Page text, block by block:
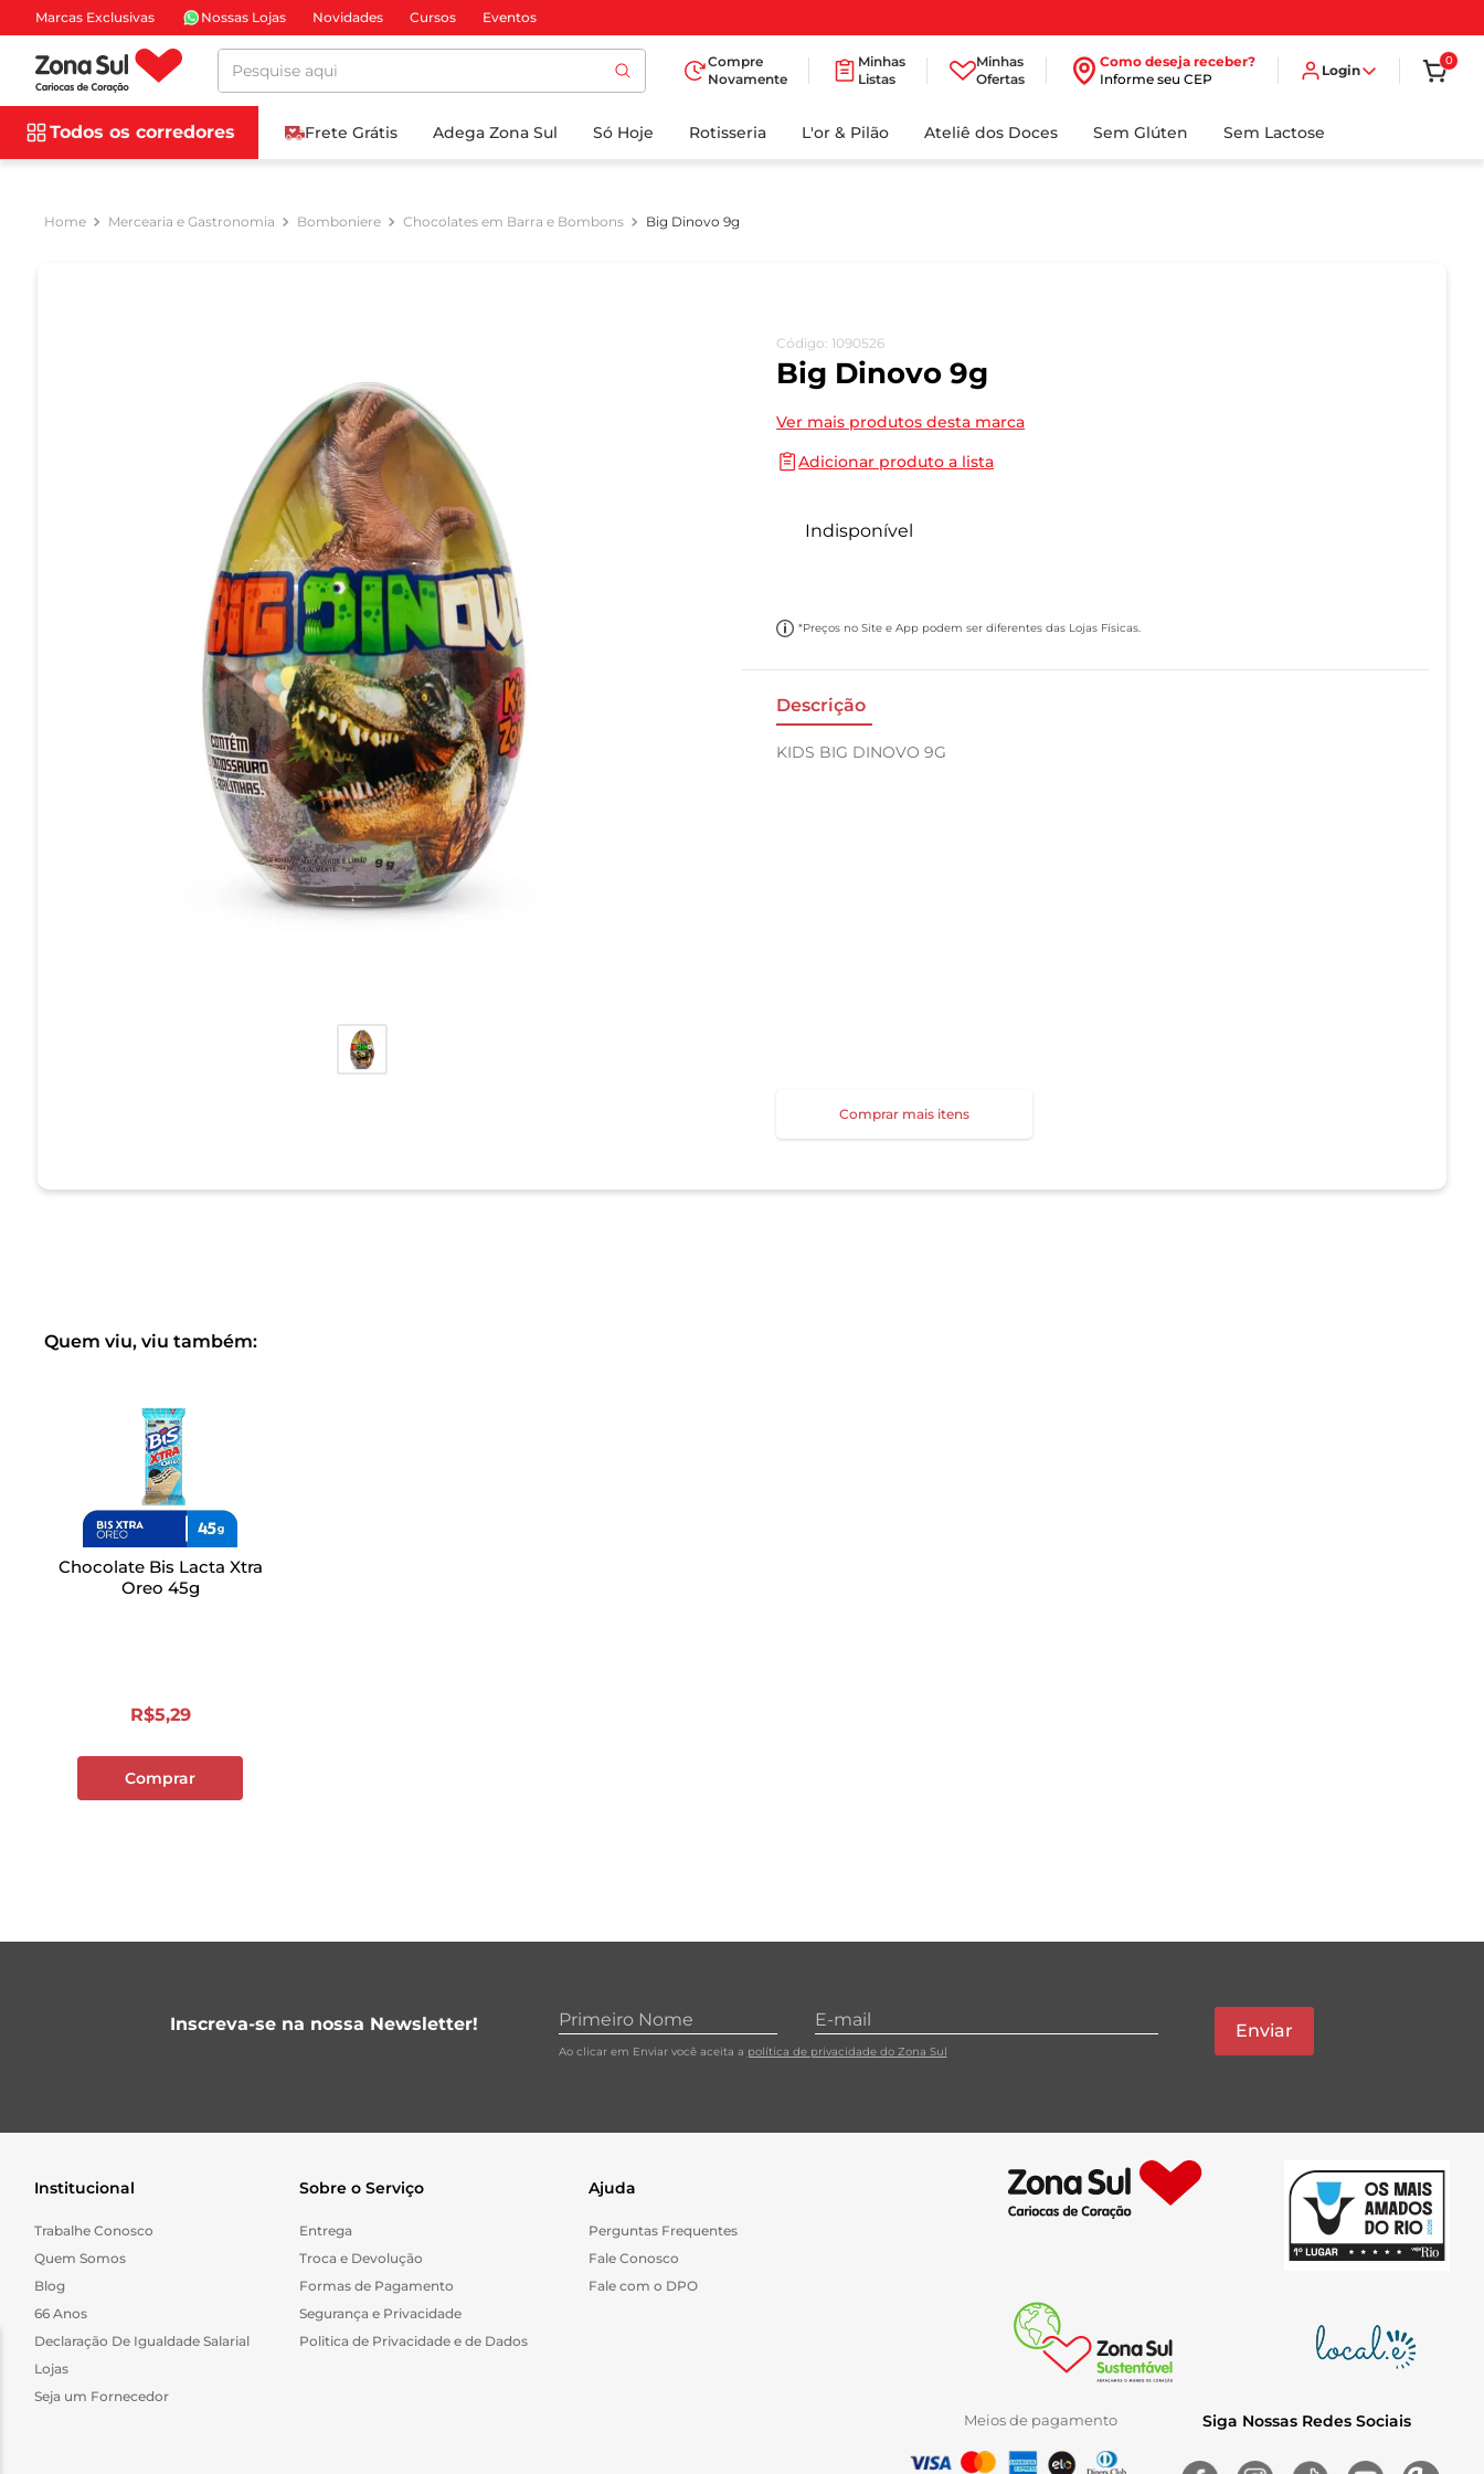
Marcas Exclusivas Nossas Lojas Novidades Cursos Eventos
Pesquise aqui
Compre
Novamente
Minhas
Listas
Minhas
Ofertas
Como deseja receber?
Informe seu CEP
Login
0
Todos os corredores Frete Grátis Adega Zona Sul Só Hoje Rotisseria L'or & Pilão Ateliê dos Doces Sem Glúten Sem Lactose
Mercearia e Gastronomia Bomboniere Chocolates em Barra e Bombons Big Dinovo 9g
Código: 1090526
Big Dinovo 9g
Ver mais produtos desta marca
Adicionar produto a lista
Indisponível
*Preços no Site e App podem ser diferentes das Lojas Físicas.
Descrição
KIDS BIG DINOVO 9G
Comprar mais itens
Quem viu, viu também:
Chocolate Bis Lacta Xtra
Oreo 45g
R$5,29
Comprar
Inscreva-se na nossa Newsletter!
Ao clicar em Enviar você aceita a política de privacidade do Zona Sul
Enviar
Institucional
Trabalhe Conosco
Quem Somos
Blog
66 Anos
Declaração De Igualdade Salarial
Lojas
Seja um Fornecedor
Sobre o Serviço
Entrega
Troca e Devolução
Formas de Pagamento
Segurança e Privacidade
Politica de Privacidade e de Dados
Ajuda
Perguntas Frequentes
Fale Conosco
Fale com o DPO
Meios de pagamento Siga Nossas Redes Sociais
BUSCADOS